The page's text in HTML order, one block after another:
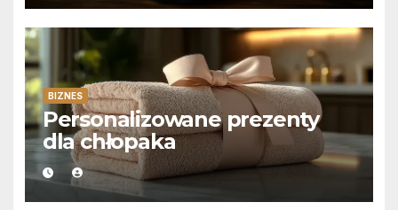
BIZNES
Personalizowane prezenty
dla chłopaka